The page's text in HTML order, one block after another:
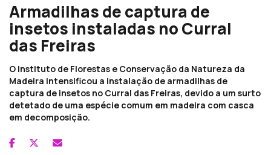
Armadilhas de captura de
insetos instaladas no Curral
das Freiras
O Instituto de Florestas e Conservação da Natureza da
Madeira intensificou a instalação de armadilhas de
captura de insetos no Curral das Freiras, devido a um surto
detetado de uma espécie comum em madeira com casca
em decomposição.